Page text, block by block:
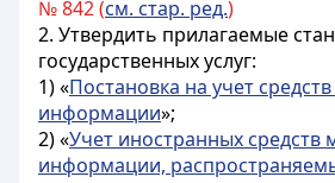
№ 842 (см. стар. ред.)
2. Утвердить прилагаемые
государственных услуг:
1) «Постановка на учет
информации»;
2) «Учет иностранных средств
информации,